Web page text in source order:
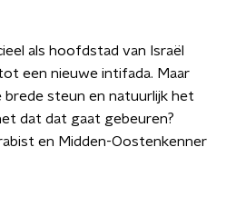
als hoofdstad van Israël
een nieuwe intifada. Maar
steun en natuurlijk het
dat dat gaat gebeuren?
en Midden-Oostenkenner